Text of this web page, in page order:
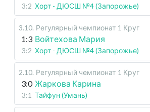
3:2 Хорт - ДЮСШ №4 (Запорожье)
3.10. Регулярный чемпионат 1 Круг
1:3 Войтехова Мария
3:2 Хорт - ДЮСШ №4 (Запорожье)
2.10. Регулярный чемпионат 1 Круг
3:0 Жаркова Карина
3:1 Тайфун (Умань)